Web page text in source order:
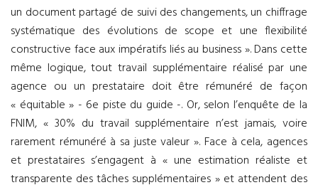
un document partagé de suivi des changements, un chiffrage
systématique des évolutions de scope et une flexibilité
constructive face aux impératifs liés au business ». Dans cette
même logique, tout travail supplémentaire réalisé par une
agence ou un prestataire doit être rémunéré de façon
« équitable » - 6e piste du guide -. Or, selon l’enquête de la
FNIM, « 30% du travail supplémentaire n’est jamais, voire
rarement rémunéré à sa juste valeur ». Face à cela, agences
et prestataires s’engagent à « une estimation réaliste et
transparente des tâches supplémentaires » et attendent des